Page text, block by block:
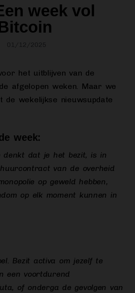
week vol
01/12/2025
het uitblijven van de
afgelopen weken. Maar we
de wekelijkse nieuwsupdate
week:
denkt dat je het bezit, is in
van de overheid
op geweld hebben,
op elk moment kunnen in
Bezit activa om jezelf te
een voortdurend
of onderga de gevolgen van